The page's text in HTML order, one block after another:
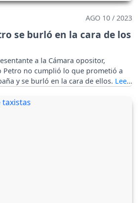
AGO 10 / 2023
se burló en la cara de los
a la Cámara opositor,
Petro no cumplió lo que prometió a
y se burló en la cara de ellos.